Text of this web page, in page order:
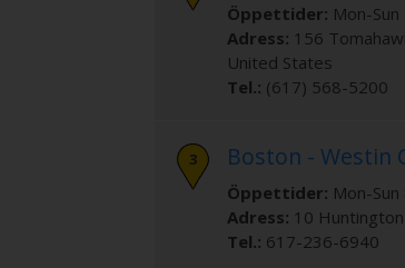
Öppettider: Mon-
Adress: 156
United States
Tel.: (617) 568-5200
Boston - Westin
Öppettider: Mon-
Adress: 10
Tel.: 617-236-6940